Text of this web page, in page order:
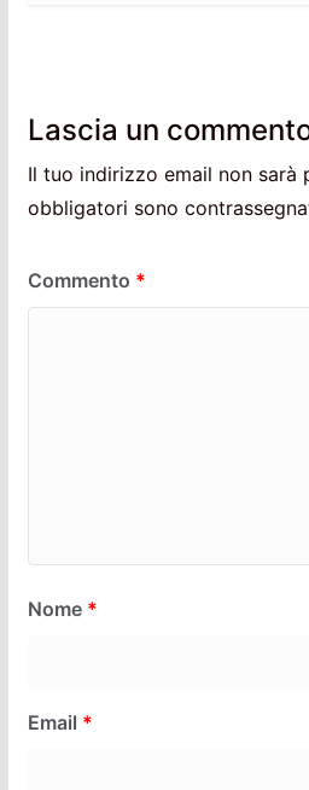
Lascia un
Il tuo indirizzo email non sarà
obbligatori sono
Commento *
Nome *
Email *